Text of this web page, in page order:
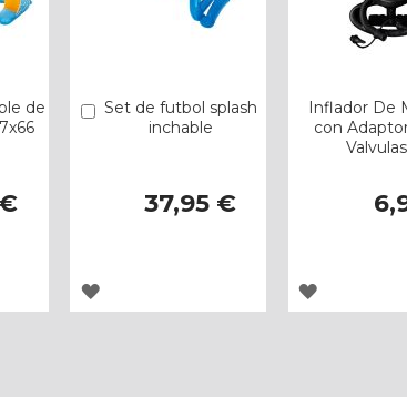
de
Set de futbol splash
inchable
37,95 €
Añadir
AGREGAR
Inflador De
con
Valvulas
AGREGAR